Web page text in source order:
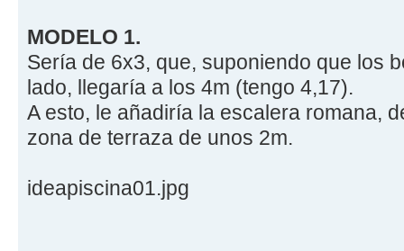
MODELO 1.
Sería de 6x3, que, suponiendo que los
lado, llegaría a los 4m (tengo 4,17).
A esto, le añadiría la escalera romana,
zona de terraza de unos 2m.
ideapiscina01.jpg